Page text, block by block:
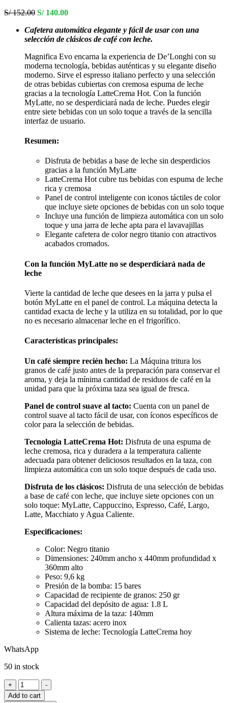
S/152.00 Original
was:
S/ 152.00.
S/140.00Current
is:
S/ 140.00.
Cafetera automática elegante y fácil de usar con una
selección de clásicos de café con leche.
Magnifica Evo encarna la experiencia de De’Longhi con su
moderna tecnología, bebidas auténticas y su elegante diseño
moderno. Sirve el espresso italiano perfecto y una selección
de otras bebidas cubiertas con cremosa espuma de leche
gracias a la tecnología LatteCrema Hot. Con la función
MyLatte, no se desperdiciará nada de leche. Puedes elegir
entre siete bebidas con un solo toque a través de la sencilla
interfaz de usuario.
Resumen:
Disfruta de bebidas a base de leche sin desperdicios
gracias a la función MyLatte
LatteCrema Hot cubre tus bebidas con espuma de leche
rica y cremosa
Panel de control inteligente con iconos táctiles de color
que incluye siete opciones de bebidas con un solo toque
Incluye una función de limpieza automática con un solo
toque y una jarra de leche apta para el lavavajillas
Elegante cafetera de color negro titanio con atractivos
acabados cromados.
Con la función MyLatte no se desperdiciará nada de
leche
Vierte la cantidad de leche que desees en la jarra y pulsa el
botón MyLatte en el panel de control. La máquina detecta la
cantidad exacta de leche y la utiliza en su totalidad, por lo que
no es necesario almacenar leche en el frigorífico.
Características principales:
Un café siempre recién hecho: La Máquina tritura los
granos de café justo antes de la preparación para conservar el
aroma, y deja la mínima cantidad de residuos de café en la
unidad para que la próxima taza sea igual de fresca.
Panel de control suave al tacto: Cuenta con un panel de
control suave al tacto fácil de usar, con íconos específicos de
color para la selección de bebidas.
Tecnología LatteCrema Hot: Disfruta de una espuma de
leche cremosa, rica y duradera a la temperatura caliente
adecuada para obtener deliciosos resultados en la taza, con
limpieza automática con un solo toque después de cada uso.
Disfruta de los clásicos: Disfruta de una selección de bebidas
a base de café con leche, que incluye siete opciones con un
solo toque: MyLatte, Cappuccino, Espresso, Café, Largo,
Latte, Macchiato y Agua Caliente.
Especificaciones:
Color: Negro titanio
Dimensiones: 240mm ancho x 440mm profundidad x
360mm alto
Peso: 9,6 kg
Presión de la bomba: 15 bares
Capacidad de recipiente de granos: 250 gr
Capacidad del depósito de agua: 1.8 L
Altura máxima de la taza: 140mm
Calienta tazas: acero inox
Sistema de leche: Tecnología LatteCrema hoy
WhatsApp
50 in stock
+
Cafetera
Superautomática
-
Add to cart